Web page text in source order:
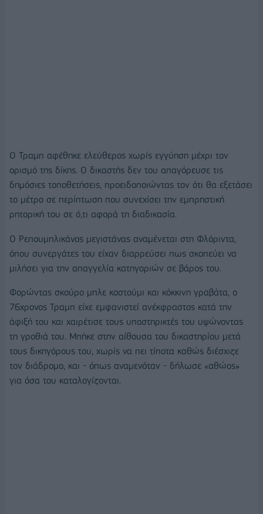
Ο Τραμπ αφέθηκε ελεύθερος χωρίς εγγύηση μέχρι τον
ορισμό της δίκης. Ο δικαστής δεν του απαγόρευσε τις
δημόσιες τοποθετήσεις, προειδοποιώντας τον ότι θα εξετάσει
το μέτρο σε περίπτωση που συνεχίσει την εμπρηστική
ρητορική του σε ό,τι αφορά τη διαδικασία.
Ο Ρεπουμπλικάνος μεγιστάνας αναμένεται στη Φλόριντα,
όπου συνεργάτες του είχαν διαρρεύσει πως σκοπεύει να
μιλήσει για την απαγγελία κατηγοριών σε βάρος του.
Φορώντας σκούρο μπλε κοστούμι και κόκκινη γραβάτα, ο
76χρονος Τραμπ είχε εμφανιστεί ανέκφραστος κατά την
άφιξή του και χαιρέτισε τους υποστηρικτές του υψώνοντας
τη γροθιά του. Μπήκε στην αίθουσα του δικαστηρίου μετά
τους δικηγόρους του, χωρίς να πει τίποτα καθώς διέσχιζε
τον διάδρομο, και - όπως αναμενόταν - δήλωσε «αθώος»
για όσα του καταλογίζονται.